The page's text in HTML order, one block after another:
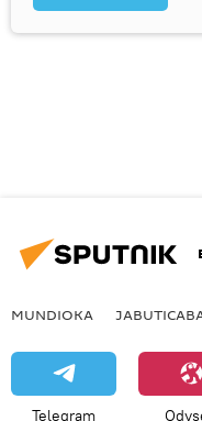
MUNDIOKA
Telegram